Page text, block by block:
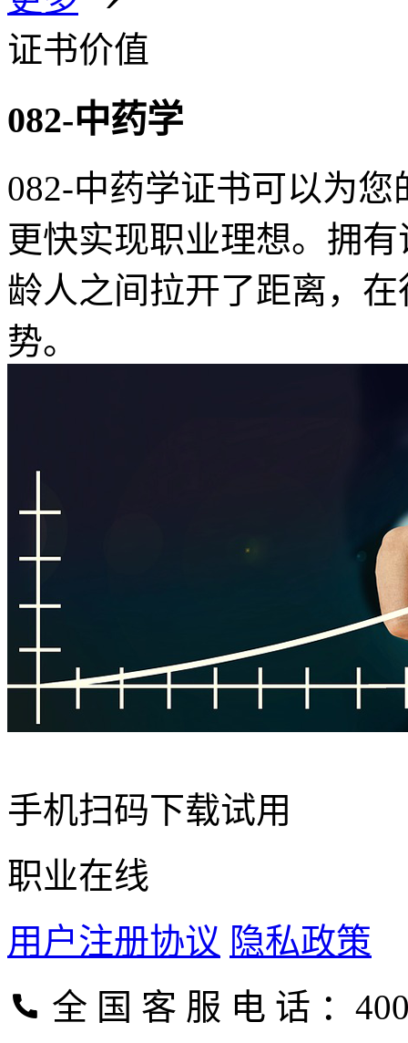
证书价值
082-中药学
082-中药学证书可以为
更快实现职业理想。拥
龄人之间拉开了距离，
势。
手机扫码下载试用
职业在线
用户注册协议 隐私政策
全 国 客 服 电 话 ：